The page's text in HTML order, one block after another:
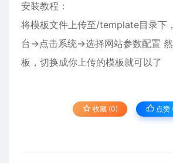
安装教程：
将模板文件上传至/template目录下
台→点击系统→选择网站参数配置
板，切换成你上传的模板就可以了
收藏 (0) 点赞